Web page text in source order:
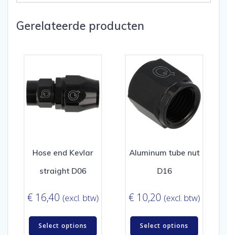
Gerelateerde producten
Hose end Kevlar
straight D06
€ 16,40 (excl. btw)
Select options
Aluminum tube nut
D16
€ 10,20 (excl. btw)
Select options